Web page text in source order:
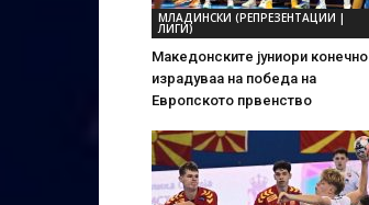
МЛАДИНСКИ (РЕПРЕЗЕНТАЦИИ |
ЛИГИ)
Македонските јуниори
израдуваа на победа на
Европското првенство